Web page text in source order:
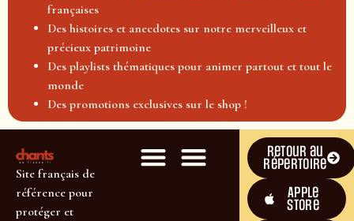
françaises
Des histoires et anecdotes sur notre merveilleux et
précieux patrimoine
Des playlists thématiques pour animer partout et tout le
monde
Des promotions exclusives sur le shop !
Site français de
référence pour
protéger et
Retour au
répertoire
Apple
Store